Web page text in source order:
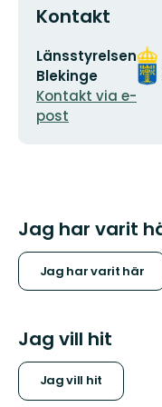
Kontakt
E-
postadress
Länsstyrelsen
Blekinge
Kontakt via e-
post
Jag har varit
Jag har varit här
Jag vill hit
Jag vill hit